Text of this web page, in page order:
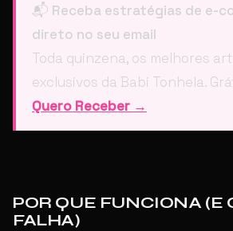
📬 Receba estratégias de e-
direto no seu email
Toda quinzena, os melhores
exclusivos da Babi Tonhela.
Quero Receber →
POR QUE FUNCIONA (E
FALHA)